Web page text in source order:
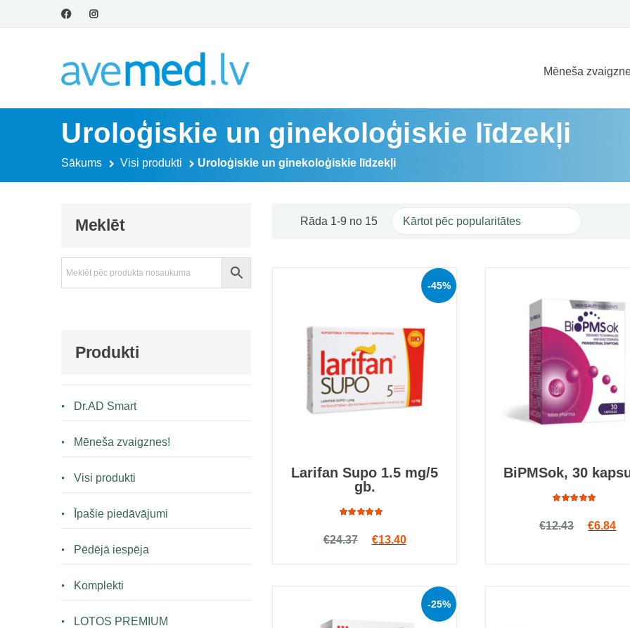
Mēneša
Uroloģiskie un ginekoloģiskie līdzekļi
Sākums Visi produkti Uroloģiskie un ginekoloģiskie līdzekļi
Rāda 1-9 no 15Sorted by popularity
-45%
Larifan Supo 1.5 mg/5
gb.
4.79
out
€24.37 Original price was: €24.37.
€13.40Current price is: €13.40.
BiPMSok, 30
4.80
out
€12.43 Original
€6.84
-25%
Meklēt
Produkti
Dr.AD Smart
Mēneša zvaigznes!
Visi produkti
Īpašie piedāvājumi
Pēdējā iespēja
Komplekti
LOTOS PREMIUM